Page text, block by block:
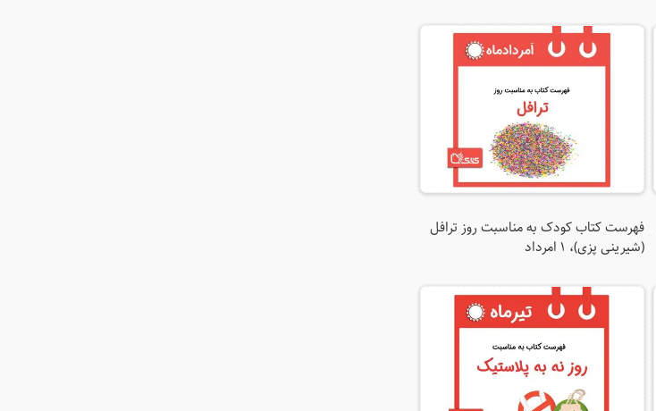
فهرست کتاب کودک به مناسبت روز ترافل
(شیرینی پزی)، 1 امرداد